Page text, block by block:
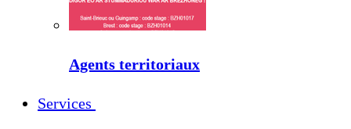
Agents territoriaux
Services